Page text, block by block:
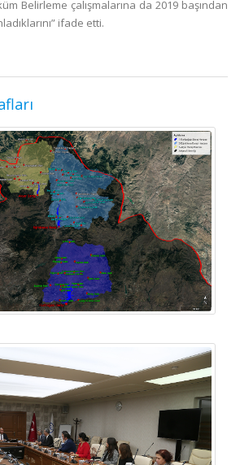
Belirleme çalışmalarına da 2019 başından
ifade etti.